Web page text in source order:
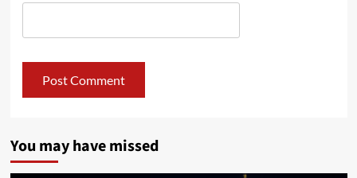
You may have missed